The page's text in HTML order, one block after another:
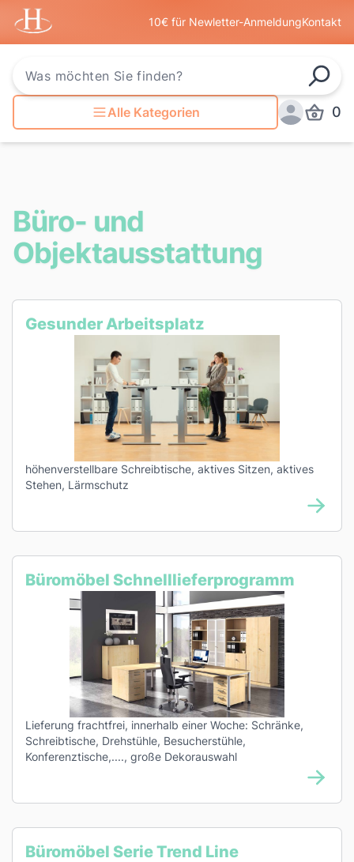
Startseite
10€ für Newletter-AnmeldungKontakt
Alle Kategorien
0
Büro- und
Objektausstattung
Gesunder Arbeitsplatz
höhenverstellbare Schreibtische, aktives Sitzen, aktives
Stehen, Lärmschutz
Büromöbel Schnelllieferprogramm
Lieferung frachtfrei, innerhalb einer Woche: Schränke,
Schreibtische, Drehstühle, Besucherstühle,
Konferenztische,...., große Dekorauswahl
Büromöbel Serie Trend Line